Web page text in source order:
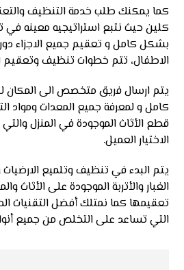
كما يمكنك طلب خدمة التنظيف
كلين حيث نتبع استراتيجيه معينه في
بشكل كامل و تعقيم جميع الاجزاء
الاطفال، تتم خطوات تنظيف وتعقيم
يتم ارسال فريق متخصص الى
كامل و لمعرفة جميع المعدات ومواد
قطع الأثاث الموجودة في المنزل
الاختيار العميل.
يتم البدء في تنظيف وتلميع
الغبار والأتربة الموجودة على الأثاث
تعقيمها كما نمتلك أفضل التقنيات
التي تساعد على التخلص من جميع